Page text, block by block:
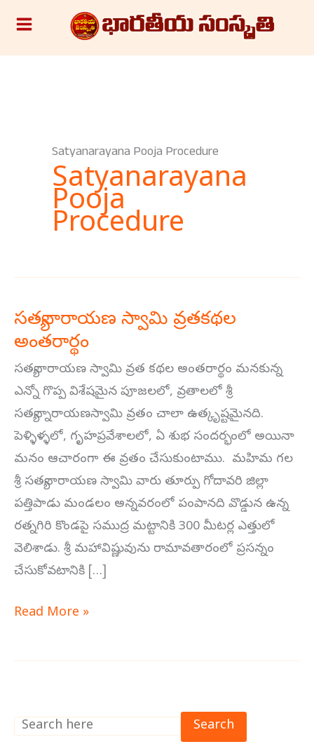
Satyanarayana Pooja Procedure
Satyanarayana
Pooja
Procedure
సత్యనారాయణ స్వామి వ్రతకథల
అంతరార్థం
సత్యనారాయణ స్వామి వ్రత కథల అంతరార్థం మనకున్న
ఎన్నో గొప్ప విశేషమైన పూజలలో, వ్రతాలలో శ్రీ
సత్యన్నారాయణస్వామి వ్రతం చాలా ఉత్కృష్టమైనది.
పెళ్ళిళ్ళలో, గృహప్రవేశాలలో, ఏ శుభ సందర్భంలో అయినా
మనం ఆచారంగా ఈ వ్రతం చేసుకుంటాము. మహిమ గల
శ్రీ సత్యనారాయణ స్వామి వారు తూర్పు గోదావరి జిల్లా
పత్తిపాడు మండలం అన్నవరంలో పంపానది వొడ్డున ఉన్న
రత్నగిరి కొండపై సముద్ర మట్టానికి 300 మీటర్ల ఎత్తులో
వెలిశాడు. శ్రీ మహావిష్ణువును రామావతారంలో ప్రసన్నం
చేసుకోవటానికి […]
సత్యనారాయణ
స్వామి
వ్రతకథల
అంతరార్థం
Read More »
e
a
Search